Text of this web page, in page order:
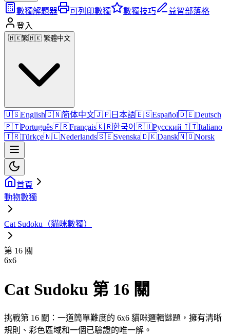
數獨解題器 可列印數獨 數獨技巧
益智部落格
登入
🇭🇰繁🇭🇰 繁體中文
🇺🇸English🇨🇳简体中文🇯🇵 日本語🇪🇸Español🇩🇪Deutsch
🇵🇹Português🇫🇷Français🇰🇷한국어🇷🇺Русский🇮🇹Italiano
🇹🇷Türkçe🇳🇱Nederlands🇸🇪Svenska🇩🇰Dansk🇳🇴Norsk
首頁
動物數獨
Cat Sudoku（貓咪數獨）
第 16 關
6x6
Cat Sudoku 第 16 關
挑戰第 16 關：一道簡單難度的 6x6 貓咪邏輯謎題，擁有清晰
規則、彩色區域和一個已驗證的唯一解。